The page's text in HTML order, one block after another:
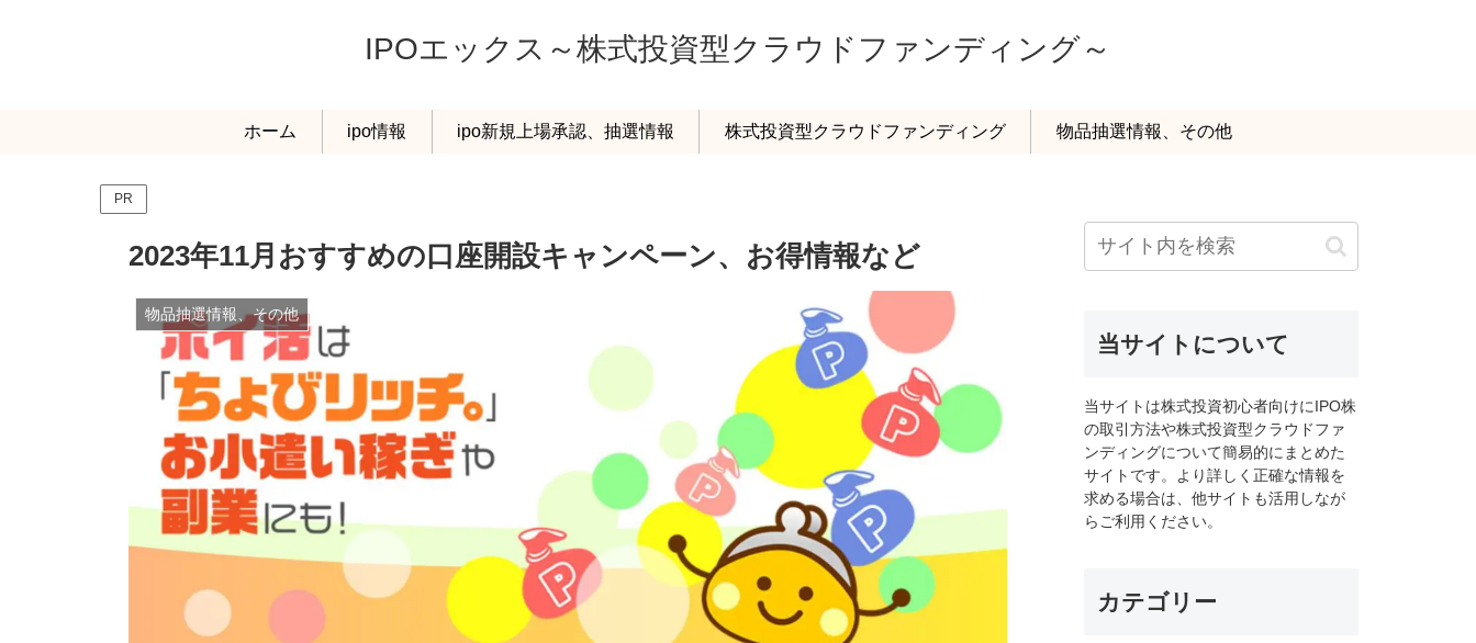
IPOエックス～株式投資型クラウドファンディング～
ホーム ipo情報 ipo新規上場承認、抽選情報 株式投資型クラウドファンディング 物品抽選情報、その他
PR
2023年11月おすすめの口座開設キャンペーン、お得情報など
物品抽選情報、その他
当サイトについて
当サイトは株式投資初心者向けにIPO株
の取引方法や株式投資型クラウドファ
ンディングについて簡易的にまとめた
サイトです。より詳しく正確な情報を
求める場合は、他サイトも活用しなが
らご利用ください。
カテゴリー